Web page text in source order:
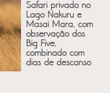
Safari privado no
Lago Nakuru e
Masai Mara, com
observação dos
Big Five,
combinado com
dias de descanso